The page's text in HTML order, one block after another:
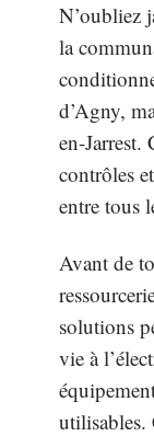
N’oubliez
la
d’Agny,
en-
contrôles
entre tous
Avant de
solutions
vie à
utilisables.